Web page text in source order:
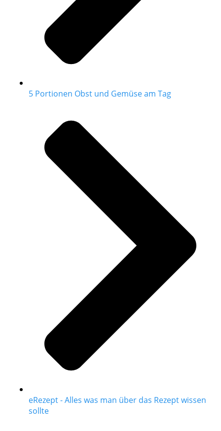
5 Portionen Obst und Gemüse am Tag
eRezept - Alles was man über das Rezept wissen
sollte